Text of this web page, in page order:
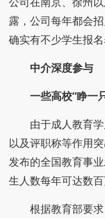
露，公司每年都会
确实有不少学生报名
中介深度参与
一些高校“睁一
由于成人教育
以及评职称等作用
发布的全国教育事
生人数每年可达数百
根据教育部要